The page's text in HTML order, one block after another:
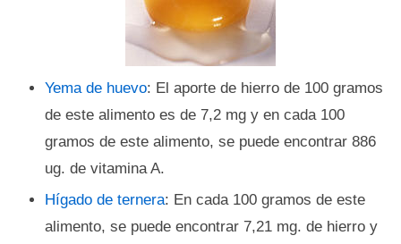
Yema de huevo: El aporte de hierro de 100 gramos
de este alimento es de 7,2 mg y en cada 100
gramos de este alimento, se puede encontrar 886
ug. de vitamina A.
Hígado de ternera: En cada 100 gramos de este
alimento, se puede encontrar 7,21 mg. de hierro y